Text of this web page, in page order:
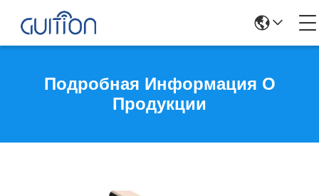
Подробная Информация О
Продукции